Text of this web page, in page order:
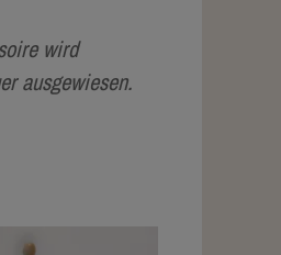
wird
ausgewiesen.